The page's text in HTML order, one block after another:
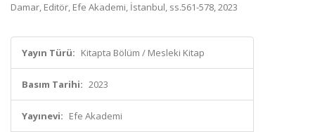
Damar, Editör, Efe Akademi, İstanbul, ss.561-578, 2023
Yayın Türü: Kitapta Bölüm / Mesleki Kitap
Basım Tarihi: 2023
Yayınevi: Efe Akademi